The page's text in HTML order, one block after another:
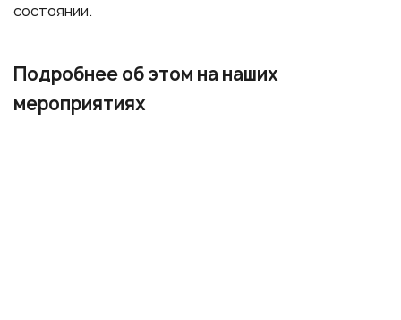
состоянии.
Подробнее об этом на наших
мероприятиях